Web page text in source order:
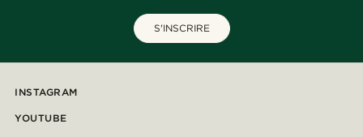
S'INSCRIRE
INSTAGRAM
YOUTUBE